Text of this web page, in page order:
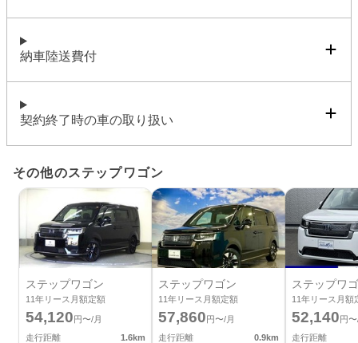
納車陸送費付
契約終了時の車の取り扱い
その他のステップワゴン
ステップワゴン
11年リース月額定額
54,120円〜/月
走行距離
1.6km
ステップワゴン
11年リース月額定額
57,860円〜/月
走行距離
0.9km
ステップワ
11年リース月額
52,140円
走行距離